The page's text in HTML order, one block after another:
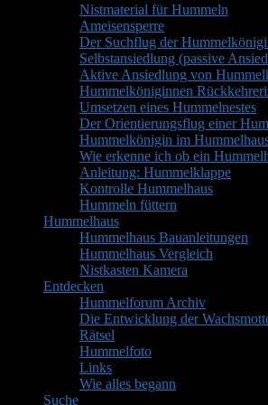
Nistmaterial für Hummeln
Ameisensperre
Der Suchflug der
Selbstansiedlung (passive
Aktive Ansiedlung von
Hummelköniginnen
Umsetzen eines Hummelnestes
Der Orientierungsflug einer
Hummelkönigin im
Wie erkenne ich ob ein
Anleitung: Hummelklappe
Kontrolle Hummelhaus
Hummeln füttern
Hummelhaus
Hummelhaus Bauanleitungen
Hummelhaus Vergleich
Nistkasten Kamera
Entdecken
Hummelforum Archiv
Die Entwicklung der
Rätsel
Hummelfoto
Links
Wie alles begann
Suche